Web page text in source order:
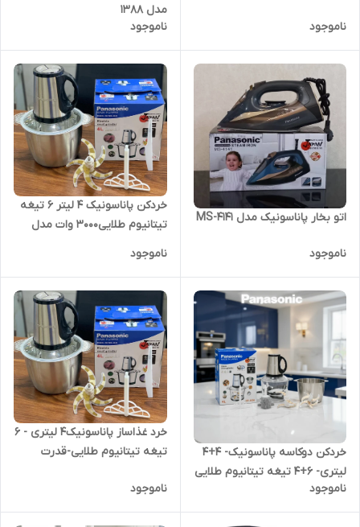
ناموجود
مدل 1388
ناموجود
اتو بخار پاناسونیک مدل MS-4141
ناموجود
خردکن پاناسونیک ۴ لیتر ۶ تیغه
تیتانیوم طلایی3000 وات مدل
ناموجود
خردکن دوکاسه پاناسونیک- 4+4
لیتری- 6+4 تیغه تیتانیوم طلایی
کاره - قدرت 3800Wوات- کد 4455
ناموجود
خرد غذاساز پاناسونیک4 لیتری - ۶
تیغه تیتانیوم طلایی-قدرت
ناموجود